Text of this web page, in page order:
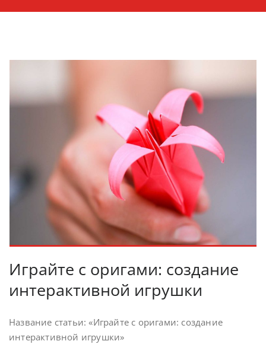
Играйте с оригами: создание
интерактивной игрушки
Название статьи: «Играйте с оригами: создание
интерактивной игрушки»